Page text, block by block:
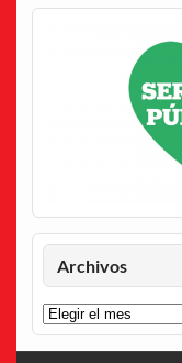
Archivos
Archivos